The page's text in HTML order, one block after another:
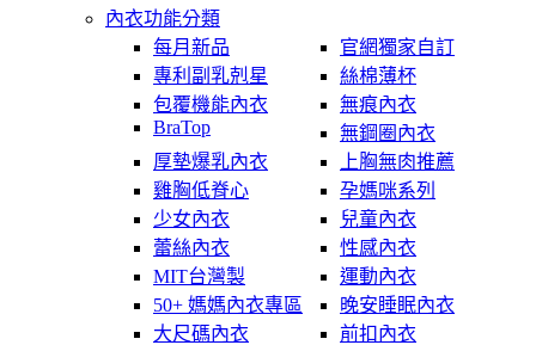
內衣功能分類
每月新品
官網獨家自訂
專利副乳剋星
絲棉薄杯
包覆機能內衣
無痕內衣
BraTop
無鋼圈內衣
厚墊爆乳內衣
上胸無肉推薦
雞胸低脊心
孕媽咪系列
少女內衣
兒童內衣
蕾絲內衣
性感內衣
MIT台灣製
運動內衣
50+ 媽媽內衣專區
晚安睡眠內衣
大尺碼內衣
前扣內衣